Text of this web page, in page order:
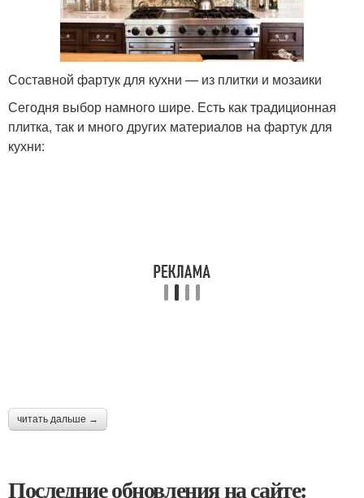
Составной фартук для кухни — из плитки и мозаики
Сегодня выбор намного шире. Есть как традиционная
плитка, так и много других материалов на фартук для
кухни:
читать дальше →
Последние обновления на сайте: